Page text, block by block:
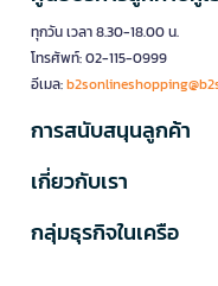
ทุกวัน เวลา 8.30-18.00 น.
โทรศัพท์: 02-115-0999
อีเมล:
การสนับสนุนลูกค้า
เกี่ยวกับเรา
กลุ่มธุรกิจในเครือ